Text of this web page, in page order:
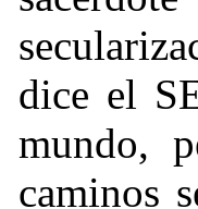
dice el
mundo,
caminos